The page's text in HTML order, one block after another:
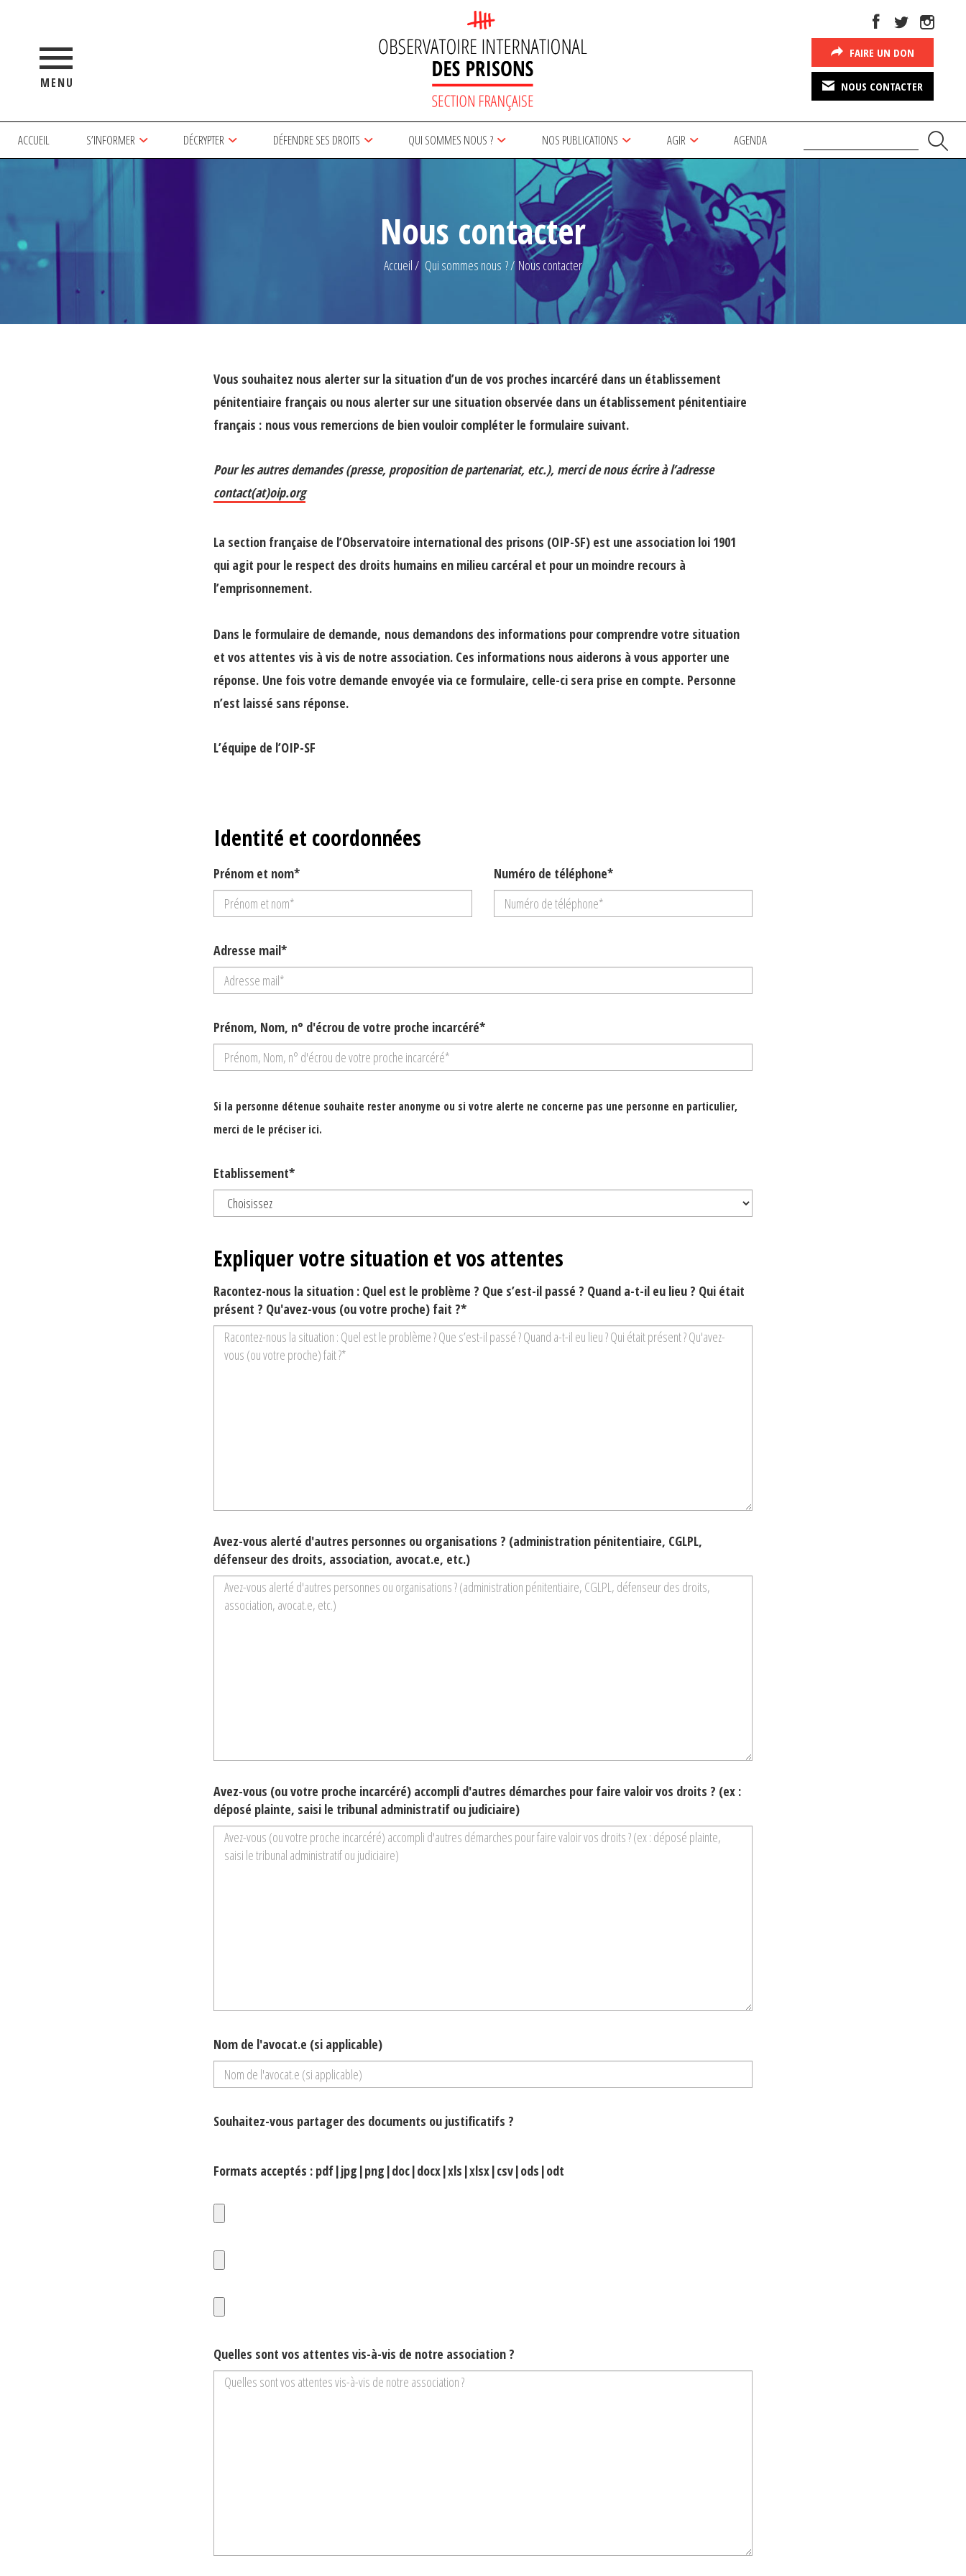
MENU
FAIRE UN DON
NOUS CONTACTER
ACCUEIL S’INFORMER DÉCRYPTER DÉFENDRE SES DROITS QUI SOMMES NOUS ? NOS PUBLICATIONS AGIR AGENDA
Nous contacter
Accueil Qui sommes nous ? Nous contacter
Vous souhaitez nous alerter sur la situation d’un de vos proches incarcéré dans un établissement
pénitentiaire français ou nous alerter sur une situation observée dans un établissement pénitentiaire
français : nous vous remercions de bien vouloir compléter le formulaire suivant.
Pour les autres demandes (presse, proposition de partenariat, etc.), merci de nous écrire à l’adresse
contact(at)oip.org
La section française de l’Observatoire international des prisons (OIP-SF) est une association loi 1901
qui agit pour le respect des droits humains en milieu carcéral et pour un moindre recours à
l’emprisonnement.
Dans le formulaire de demande, nous demandons des informations pour comprendre votre situation
et vos attentes vis à vis de notre association. Ces informations nous aiderons à vous apporter une
réponse. Une fois votre demande envoyée via ce formulaire, celle-ci sera prise en compte. Personne
n’est laissé sans réponse.
L’équipe de l’OIP-SF
Identité et coordonnées
Prénom et nom* Numéro de téléphone*
Adresse mail*
Prénom, Nom, n° d'écrou de votre proche incarcéré*
Si la personne détenue souhaite rester anonyme ou si votre alerte ne concerne pas une personne en particulier,
merci de le préciser ici.
Etablissement*
Expliquer votre situation et vos attentes
Racontez-nous la situation : Quel est le problème ? Que s’est-il passé ? Quand a-t-il eu lieu ? Qui était
présent ? Qu'avez-vous (ou votre proche) fait ?*
Avez-vous alerté d'autres personnes ou organisations ? (administration pénitentiaire, CGLPL,
défenseur des droits, association, avocat.e, etc.)
Avez-vous (ou votre proche incarcéré) accompli d'autres démarches pour faire valoir vos droits ? (ex :
déposé plainte, saisi le tribunal administratif ou judiciaire)
Nom de l'avocat.e (si applicable)
Souhaitez-vous partager des documents ou justificatifs ?
Formats acceptés : pdf|jpg|png|doc|docx|xls|xlsx|csv|ods|odt
Quelles sont vos attentes vis-à-vis de notre association ?